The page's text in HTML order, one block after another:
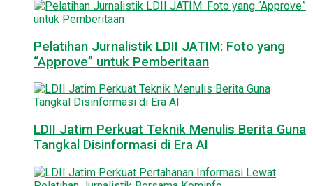
Pelatihan Jurnalistik LDII JATIM: Foto yang
“Approve” untuk Pemberitaan
LDII Jatim Perkuat Teknik Menulis Berita Guna
Tangkal Disinformasi di Era AI